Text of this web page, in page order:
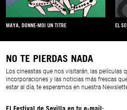
MAYA, DONNE-MOI UN TITRE EL
NO TE PIERDAS NADA
Los cineastas que nos visitarán, las películas
incorporaciones y las noticias más frescas
estar al día, te esperamos en nuestra
El Festival de Sevilla en tu e-mail: